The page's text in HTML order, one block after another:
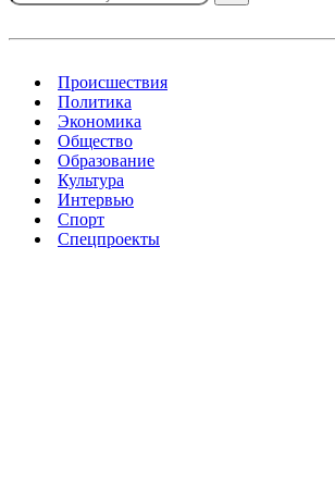
Происшествия
Политика
Экономика
Общество
Образование
Культура
Интервью
Спорт
Спецпроекты